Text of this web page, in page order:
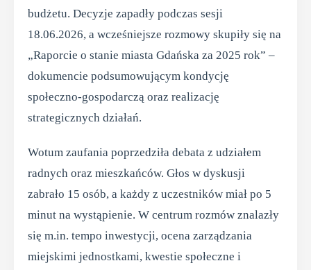
budżetu. Decyzje zapadły podczas sesji
18.06.2026, a wcześniejsze rozmowy skupiły się na
„Raporcie o stanie miasta Gdańska za 2025 rok” –
dokumencie podsumowującym kondycję
społeczno-gospodarczą oraz realizację
strategicznych działań.
Wotum zaufania poprzedziła debata z udziałem
radnych oraz mieszkańców. Głos w dyskusji
zabrało 15 osób, a każdy z uczestników miał po 5
minut na wystąpienie. W centrum rozmów znalazły
się m.in. tempo inwestycji, ocena zarządzania
miejskimi jednostkami, kwestie społeczne i